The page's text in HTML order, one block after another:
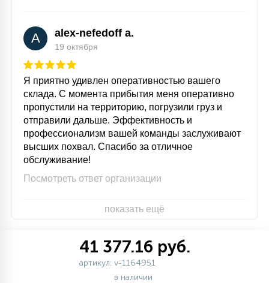
A alex-nefedoff a.
19 октября
Я приятно удивлен оперативностью вашего
склада. С момента прибытия меня оперативно
пропустили на территорию, погрузили груз и
отправили дальше. Эффективность и
профессионализм вашей команды заслуживают
высших похвал. Спасибо за отличное
обслуживание!
Посмотреть ответ организации
показать ещё
41 377.16 руб.
артикул: v-1164951
в наличии